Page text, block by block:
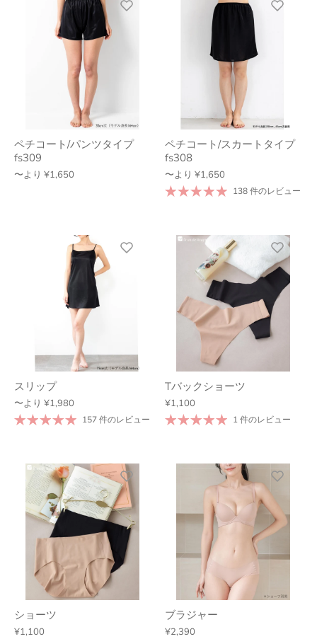
ペチコート/パンツタイプ
fs309
〜より ¥1,650
ペチコート/スカートタイプ
fs308
〜より ¥1,650
138 件のレビュー
スリップ
〜より ¥1,980
157 件のレビュー
Tバックショーツ
¥1,100
1 件のレビュー
ショーツ
¥1,100
ブラジャー
¥2,390